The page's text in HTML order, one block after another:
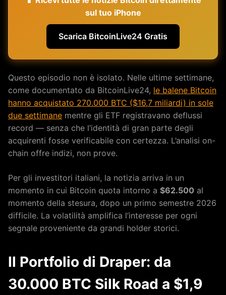
sul tuo iPhone
Scarica BitcoinLive24 Gratis
Questo episodio non è isolato. Nelle ultime settimane,
come documentato da BitcoinLive24, le balene Bitcoin
hanno acquistato 270.000 BTC ($16,7 miliardi) in sole
due settimane mentre gli ETF registravano deflussi
record — senza che l’identità di gran parte degli
acquirenti fosse verificabile con certezza. L’analisi on-
chain offre indizi, non prove.
Per gli investitori italiani, la notizia arriva in un
momento in cui Bitcoin quota intorno a $62.500 al
momento della stesura, dopo un primo semestre 2026
difficile. La volatilità amplifica l’interesse per ogni
segnale proveniente da grandi holder storici.
Il Portfolio di Draper: da
30.000 BTC Silk Road a $1,9